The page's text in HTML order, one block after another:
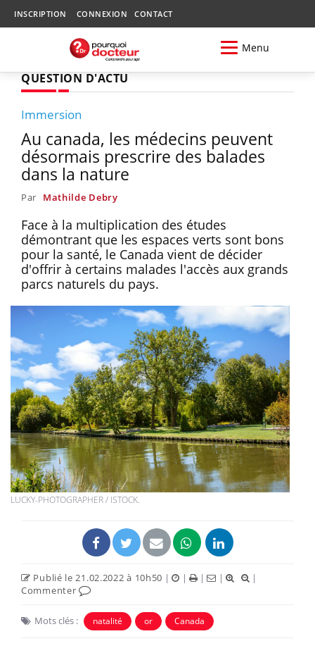
INSCRIPTION CONNEXION CONTACT
Menu
QUESTION D'ACTU
Immersion
Au canada, les médecins peuvent
désormais prescrire des balades
dans la nature
Par Mathilde Debry
Face à la multiplication des études
démontrant que les espaces verts sont bons
pour la santé, le Canada vient de décider
d'offrir à certains malades l'accès aux grands
parcs naturels du pays.
LUCKY-PHOTOGRAPHER / ISTOCK.
Publié le 21.02.2022 à 10h50 | | | |
|
Commenter
Mots clés : natalité or Canada